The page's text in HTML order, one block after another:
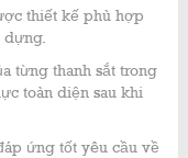
thiết kế phù hợp
dựng.
từng thanh sắt trong
toàn diện sau khi
ứng tốt yêu cầu về